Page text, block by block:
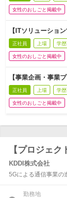
女性のおしごと掲載中
【ITソリューション
正社員 上場 学
女性のおしごと掲載中
【事業企画・事業
正社員 上場 学
女性のおしごと掲載中
【プロジェク
KDDI株式会社
5Gによる通信事業の
勤務地